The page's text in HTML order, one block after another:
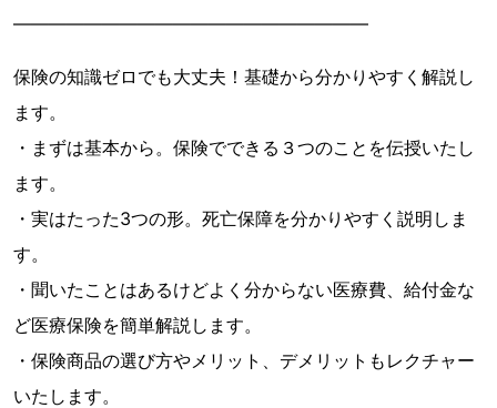
――――――――――――――――――――
保険の知識ゼロでも大丈夫！基礎から分かりやすく解説し
ます。
・まずは基本から。保険でできる３つのことを伝授いたし
ます。
・実はたった3つの形。死亡保障を分かりやすく説明しま
す。
・聞いたことはあるけどよく分からない医療費、給付金な
ど医療保険を簡単解説します。
・保険商品の選び方やメリット、デメリットもレクチャー
いたします。